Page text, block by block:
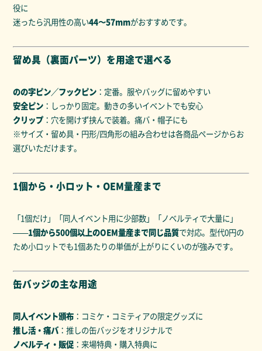
役に
迷ったら汎用性の高い44〜57mmがおすすめです。
留め具（裏面パーツ）を用途で選べる
のの字ピン／フックピン ：定番。服やバッグに留めやすい
安全ピン ：しっかり固定。動きの多いイベントでも安心
クリップ ：穴を開けず挟んで装着。痛バ・帽子にも
※サイズ・留め具・円形/四角形の組み合わせは各商品ページからお
選びいただけます。
1個から・小ロット・OEM量産まで
「1個だけ」「同人イベント用に少部数」「ノベルティで大量に」
——1個から500個以上のOEM量産まで同じ品質で対応。型代0円の
ため小ロットでも1個あたりの単価が上がりにくいのが強みです。
缶バッジの主な用途
同人イベント頒布 ：コミケ・コミティアの限定グッズに
推し活・痛バ：推しの缶バッジをオリジナルで
ノベルティ・販促 ：来場特典・購入特典に